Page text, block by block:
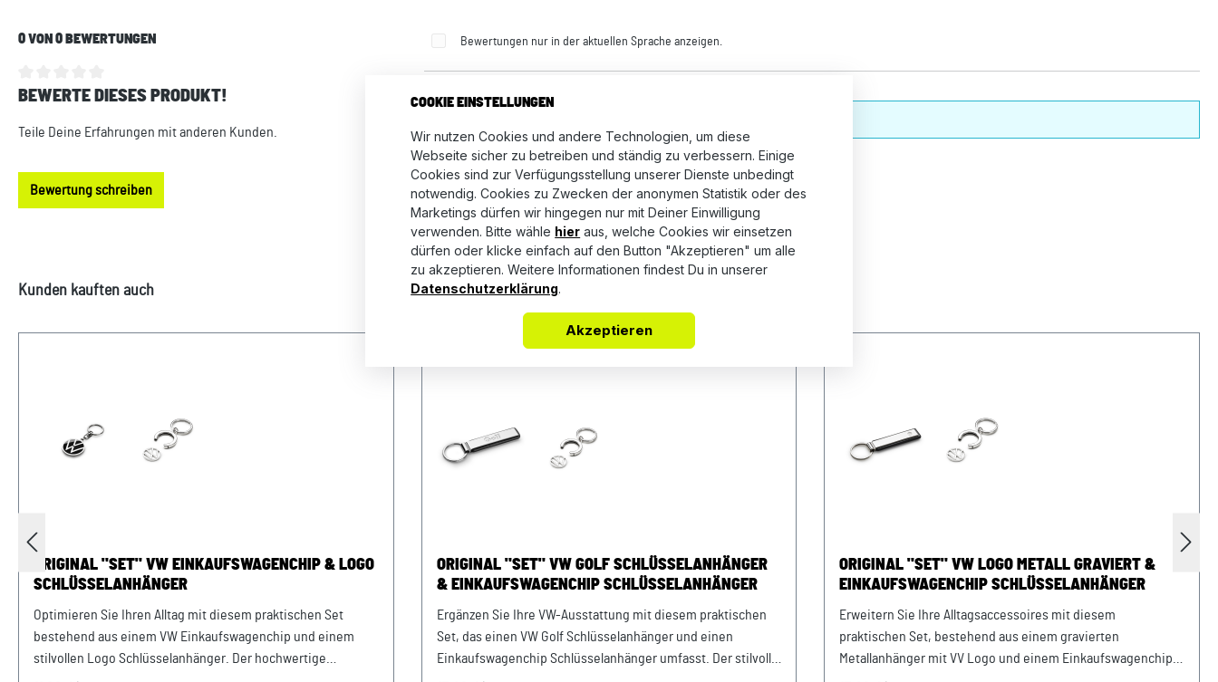
0 VON 0 BEWERTUNGEN
Durchschnittliche Bewertung von 0 von 5 Sternen
BEWERTE DIESES PRODUKT!
Teile Deine Erfahrungen mit anderen Kunden.
Bewertung schreiben
Bewertungen nur in der aktuellen Sprache anzeigen.
Produktgalerie überspringen
Kunden kauften auch
ORIGINAL "SET" VW EINKAUFSWAGENCHIP & LOGO
SCHLÜSSELANHÄNGER
Optimieren Sie Ihren Alltag mit diesem praktischen Set
bestehend aus einem VW Einkaufswagenchip und einem
stilvollen Logo Schlüsselanhänger. Der hochwertige
ORIGINAL "SET" VW GOLF SCHLÜSSELANHÄNGER
& EINKAUFSWAGENCHIP SCHLÜSSELANHÄNGER
Ergänzen Sie Ihre VW-Ausstattung mit diesem praktischen
Set, das einen VW Golf Schlüsselanhänger und einen
Einkaufswagenchip Schlüsselanhänger umfasst. Der stilvolle
ORIGINAL "SET" VW LOGO METALL GRAVIERT &
EINKAUFSWAGENCHIP SCHLÜSSELANHÄNGER
Erweitern Sie Ihre Alltagsaccessoires mit diesem
praktischen Set, bestehend aus einem gravierten
Metallanhänger mit VV Logo und einem Einkaufswagenchip
COOKIE EINSTELLUNGEN
Wir nutzen Cookies und andere Technologien, um diese
Webseite sicher zu betreiben und ständig zu verbessern. Einige
Cookies sind zur Verfügungsstellung unserer Dienste unbedingt
notwendig. Cookies zu Zwecken der anonymen Statistik oder des
Marketings dürfen wir hingegen nur mit Deiner Einwilligung
verwenden. Bitte wähle hier aus, welche Cookies wir einsetzen
dürfen oder klicke einfach auf den Button "Akzeptieren" um alle
zu akzeptieren. Weitere Informationen findest Du in unserer
Datenschutzerklärung.
Akzeptieren